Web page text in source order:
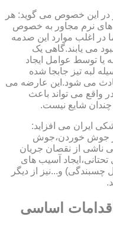
در این خصوص می گوید: هر
نرم مجاور به خصوص
اغلب موارد این صدمه
می یابند.گاهی یک
توسط عوامل ایجاد
لبه تیز جابجا شده
می شود.این عارضه می
واقع می تواند باعث
چندان شایع نیست.
ایران می افزاید:
جوش خوردن،جوش
ناشی از نقصان جریان
آسیب های
و...نیز از دیگر
اساسی